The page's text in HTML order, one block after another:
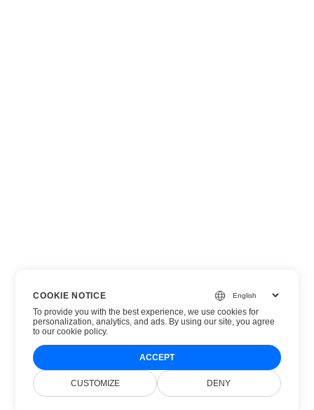
COOKIE NOTICE
To provide you with the best experience, we use cookies for
personalization, analytics, and ads. By using our site, you agree
toour cookie policy.
ACCEPT
CUSTOMIZE DENY